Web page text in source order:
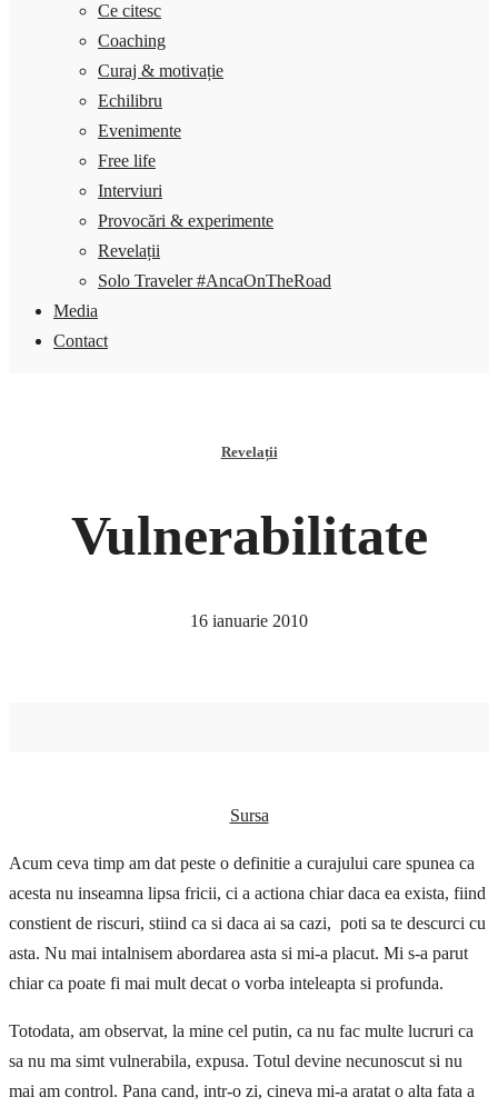
Ce citesc
Coaching
Curaj & motivație
Echilibru
Evenimente
Free life
Interviuri
Provocări & experimente
Revelații
Solo Traveler #AncaOnTheRoad
Media
Contact
Revelații
Vulnerabilitate
16 ianuarie 2010
Sursa
Acum ceva timp am dat peste o definitie a curajului care spunea ca
acesta nu inseamna lipsa fricii, ci a actiona chiar daca ea exista, fiind
constient de riscuri, stiind ca si daca ai sa cazi, poti sa te descurci cu
asta. Nu mai intalnisem abordarea asta si mi-a placut. Mi s-a parut
chiar ca poate fi mai mult decat o vorba inteleapta si profunda.
Totodata, am observat, la mine cel putin, ca nu fac multe lucruri ca
sa nu ma simt vulnerabila, expusa. Totul devine necunoscut si nu
mai am control. Pana cand, intr-o zi, cineva mi-a aratat o alta fata a